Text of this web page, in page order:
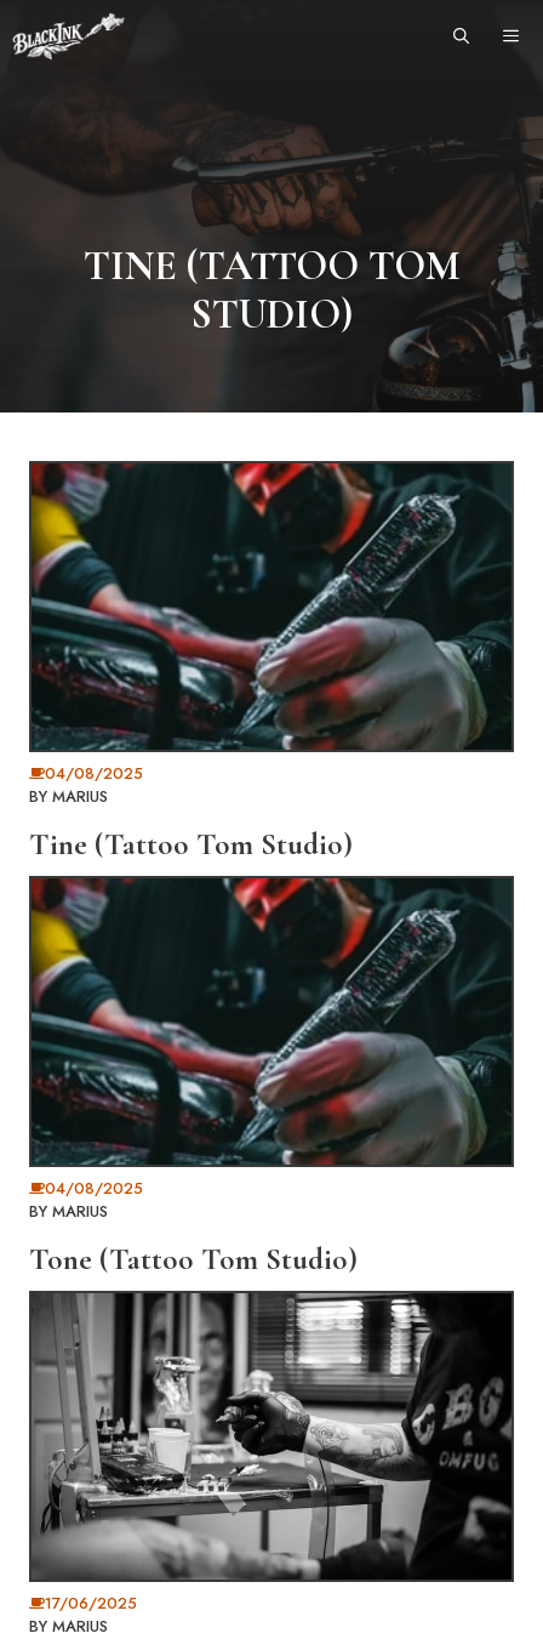
to
TINE (TATTOO TOM
STUDIO)
04/08/2025
BY MARIUS
Tine (Tattoo Tom Studio)
04/08/2025
BY MARIUS
Tone (Tattoo Tom Studio)
17/06/2025
BY MARIUS